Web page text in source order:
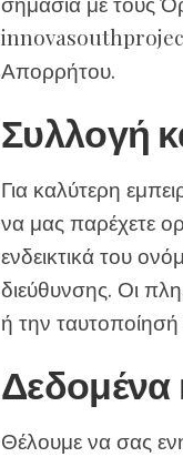
Απορρήτου.
Συλλογή
Για καλύτερη
να μας παρέχετε
ενδεικτικά του
διεύθυνσης. Οι
ή την
Δεδομένα
Θέλουμε να σας